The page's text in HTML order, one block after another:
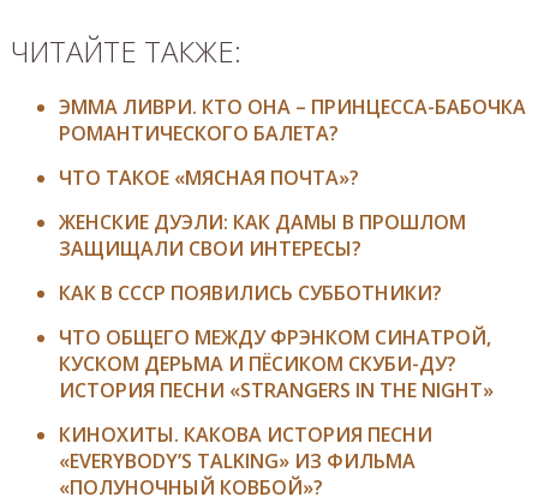
ЧИТАЙТЕ ТАКЖЕ:
ЭММА ЛИВРИ. КТО ОНА – ПРИНЦЕССА-БАБОЧКА
РОМАНТИЧЕСКОГО БАЛЕТА?
ЧТО ТАКОЕ «МЯСНАЯ ПОЧТА»?
ЖЕНСКИЕ ДУЭЛИ: КАК ДАМЫ В ПРОШЛОМ
ЗАЩИЩАЛИ СВОИ ИНТЕРЕСЫ?
КАК В СССР ПОЯВИЛИСЬ СУББОТНИКИ?
ЧТО ОБЩЕГО МЕЖДУ ФРЭНКОМ СИНАТРОЙ,
КУСКОМ ДЕРЬМА И ПЁСИКОМ СКУБИ-ДУ?
ИСТОРИЯ ПЕСНИ «STRANGERS IN THE NIGHT»
КИНОХИТЫ. КАКОВА ИСТОРИЯ ПЕСНИ
«EVERYBODY’S TALKING» ИЗ ФИЛЬМА
«ПОЛУНОЧНЫЙ КОВБОЙ»?